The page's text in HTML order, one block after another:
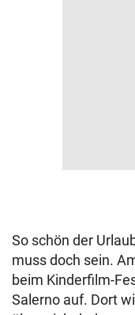
So schön der
muss doch sein.
beim Kinderfilm-
Salerno auf. Dort